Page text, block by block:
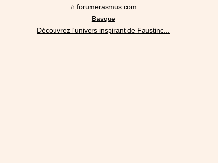
forumerasmus.com
Basque
Découvrez l'univers inspirant de Faustine...